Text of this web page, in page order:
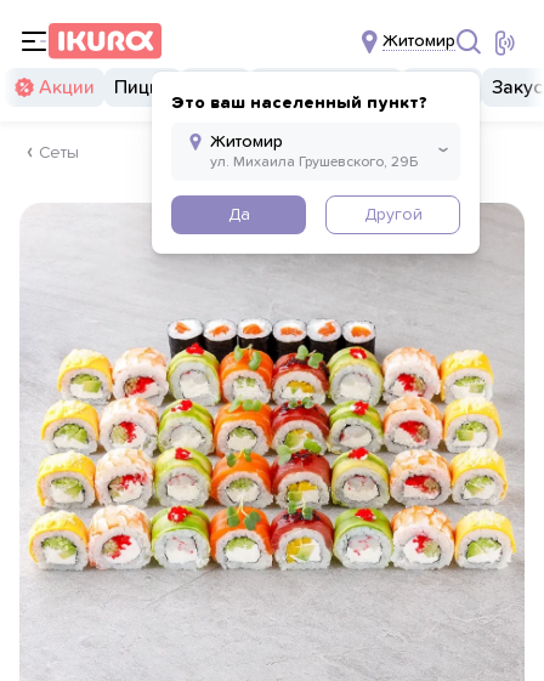
Житомир
Это ваш населенный пункт?
Да Другой
Акции Пицца
Сеты